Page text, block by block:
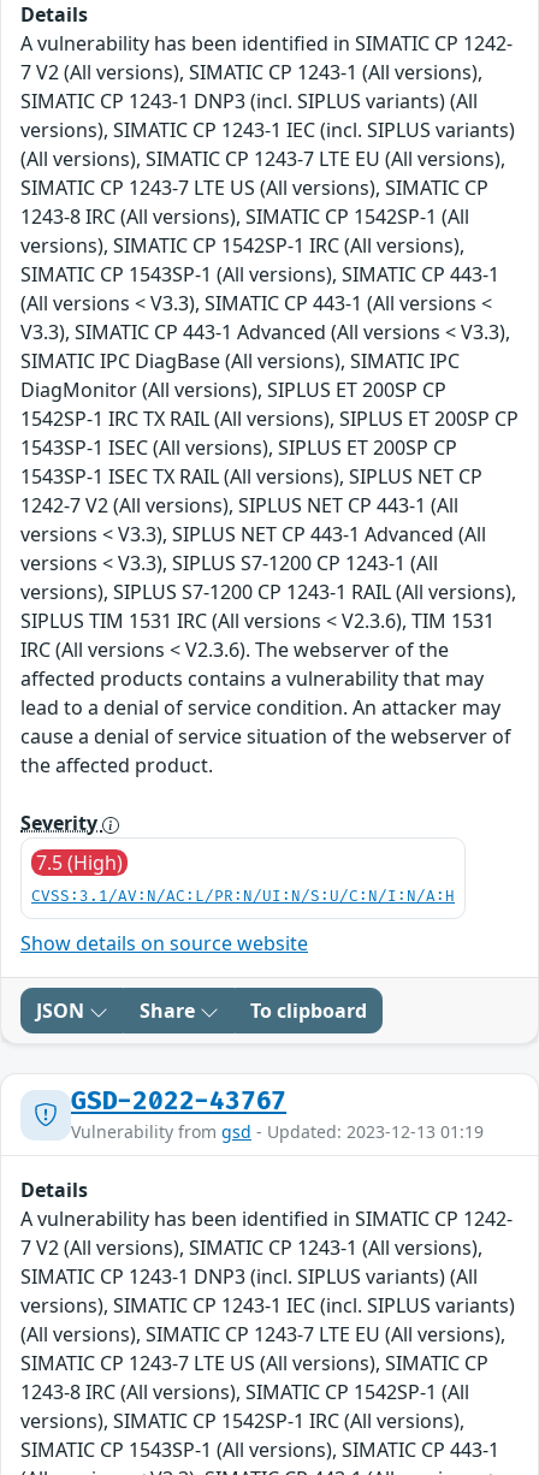
Details
A vulnerability has been identified in SIMATIC CP 1242-
7 V2 (All versions), SIMATIC CP 1243-1 (All versions),
SIMATIC CP 1243-1 DNP3 (incl. SIPLUS variants) (All
versions), SIMATIC CP 1243-1 IEC (incl. SIPLUS variants)
(All versions), SIMATIC CP 1243-7 LTE EU (All versions),
SIMATIC CP 1243-7 LTE US (All versions), SIMATIC CP
1243-8 IRC (All versions), SIMATIC CP 1542SP-1 (All
versions), SIMATIC CP 1542SP-1 IRC (All versions),
SIMATIC CP 1543SP-1 (All versions), SIMATIC CP 443-1
(All versions < V3.3), SIMATIC CP 443-1 (All versions <
V3.3), SIMATIC CP 443-1 Advanced (All versions < V3.3),
SIMATIC IPC DiagBase (All versions), SIMATIC IPC
DiagMonitor (All versions), SIPLUS ET 200SP CP
1542SP-1 IRC TX RAIL (All versions), SIPLUS ET 200SP CP
1543SP-1 ISEC (All versions), SIPLUS ET 200SP CP
1543SP-1 ISEC TX RAIL (All versions), SIPLUS NET CP
1242-7 V2 (All versions), SIPLUS NET CP 443-1 (All
versions < V3.3), SIPLUS NET CP 443-1 Advanced (All
versions < V3.3), SIPLUS S7-1200 CP 1243-1 (All
versions), SIPLUS S7-1200 CP 1243-1 RAIL (All versions),
SIPLUS TIM 1531 IRC (All versions < V2.3.6), TIM 1531
IRC (All versions < V2.3.6). The webserver of the
affected products contains a vulnerability that may
lead to a denial of service condition. An attacker may
cause a denial of service situation of the webserver of
the affected product.
Severity
7.5 (High)
CVSS:3.1/AV:N/AC:L/PR:N/UI:N/S:U/C:N/I:N/A:H
Show details on source website
JSON Share To clipboard
GSD-2022-43767
Vulnerability from gsd - Updated: 2023-12-13 01:19
Details
A vulnerability has been identified in SIMATIC CP 1242-
7 V2 (All versions), SIMATIC CP 1243-1 (All versions),
SIMATIC CP 1243-1 DNP3 (incl. SIPLUS variants) (All
versions), SIMATIC CP 1243-1 IEC (incl. SIPLUS variants)
(All versions), SIMATIC CP 1243-7 LTE EU (All versions),
SIMATIC CP 1243-7 LTE US (All versions), SIMATIC CP
1243-8 IRC (All versions), SIMATIC CP 1542SP-1 (All
versions), SIMATIC CP 1542SP-1 IRC (All versions),
SIMATIC CP 1543SP-1 (All versions), SIMATIC CP 443-1